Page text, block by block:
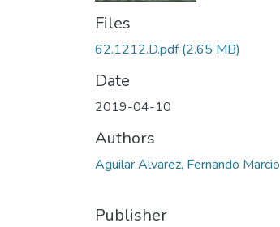
Files
62.1212.D.pdf(2.65 MB)
Date
2019-04-10
Authors
Aguilar Alvarez, Fernando Marcio
Publisher